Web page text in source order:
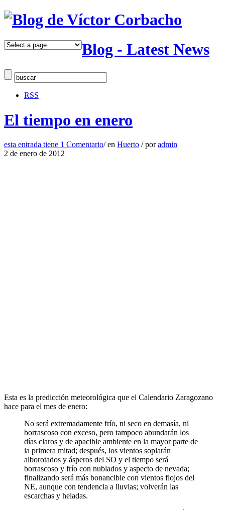
Blog - Latest News
RSS
El tiempo en enero
esta entrada tiene 1 Comentario/ en Huerto / poradmin
2 de enero de 2012
Esta es la predicción meteorológica que el Calendario Zaragozano
hace para el mes de enero:
No será extremadamente frío, ni seco en demasía, ni
borrascoso con exceso, pero tampoco abundarán los
días claros y de apacible ambiente en la mayor parte de
la primera mitad; después, los vientos soplarán
alborotados y ásperos del SO y el tiempo será
borrascoso y frío con nublados y aspecto de nevada;
finalizando será más bonancible con vientos flojos del
NE, aunque con tendencia a lluvias; volverán las
escarchas y heladas.